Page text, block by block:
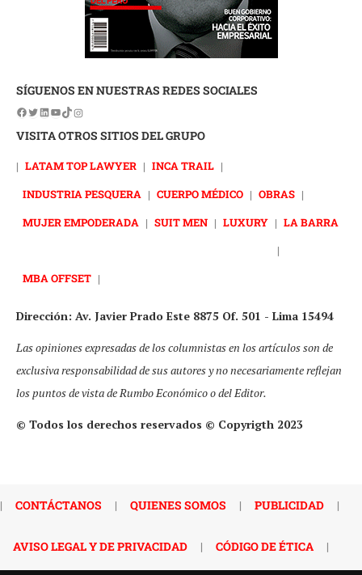
SÍGUENOS EN NUESTRAS REDES SOCIALES
VISITA OTROS SITIOS DEL GRUPO
| LATAM TOP LAWYER | INCA TRAIL |
INDUSTRIA PESQUERA | CUERPO MÉDICO | OBRAS |
MUJER EMPODERADA | SUIT MEN | LUXURY | LA BARRA
|
MBA OFFSET |
Dirección: Av. Javier Prado Este 8875 Of. 501 - Lima 15494
Las opiniones expresadas de los columnistas en los artículos son de
exclusiva responsabilidad de sus autores y no necesariamente reflejan
los puntos de vista de Rumbo Económico o del Editor.
© Todos los derechos reservados © Copyrigth 2023
| CONTÁCTANOS | QUIENES SOMOS | PUBLICIDAD |
AVISO LEGAL Y DE PRIVACIDAD | CÓDIGO DE ÉTICA |